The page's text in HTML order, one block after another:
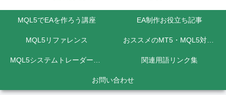
MQL5でEAを作ろう講座 EA制作お役立ち記事
MQL5リファレンス おススメのMT5・MQL5対応FX業者
MQL5システムトレーダーの為のPython講座 関連用語リンク集
お問い合わせ